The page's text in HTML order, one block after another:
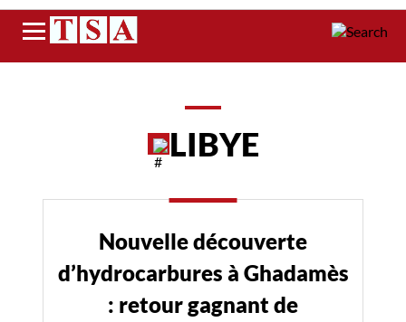
Menu
LIBYE
Nouvelle découverte
d’hydrocarbures à Ghadamès
: retour gagnant de